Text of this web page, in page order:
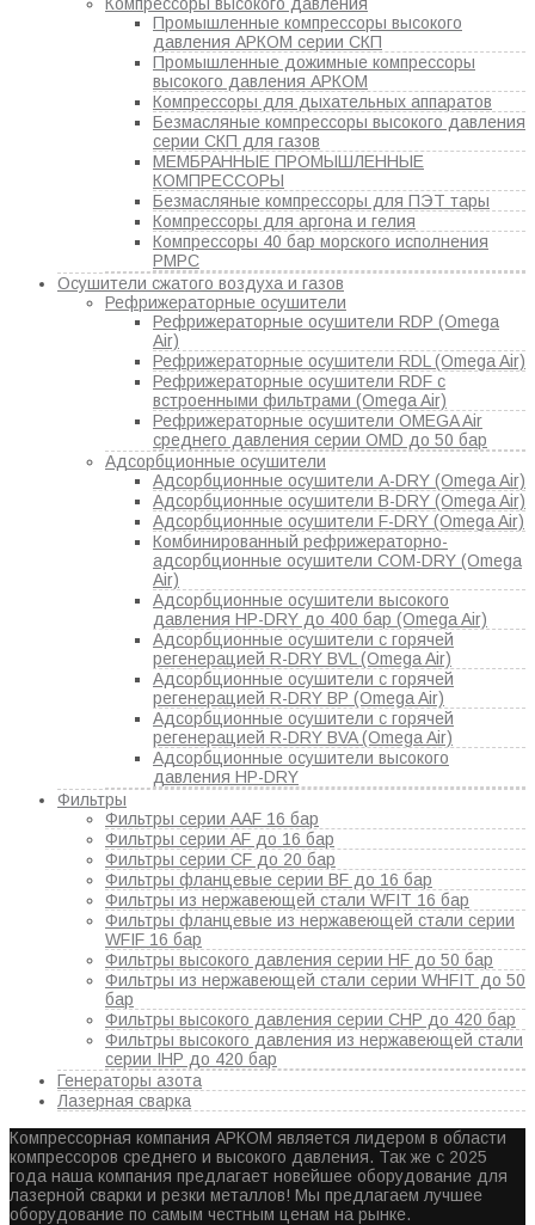
Промышленные компрессоры высокого
давления АРКОМ серии СКП
Промышленные дожимные компрессоры
высокого давления АРКОМ
Компрессоры для дыхательных аппаратов
Безмасляные компрессоры высокого давления
серии СКП для газов
МЕМБРАННЫЕ ПРОМЫШЛЕННЫЕ
КОМПРЕССОРЫ
Безмасляные компрессоры для ПЭТ тары
Компрессоры для аргона и гелия
Компрессоры 40 бар морского исполнения
РМРС
Осушители сжатого воздуха и газов
Рефрижераторные осушители
Рефрижераторные осушители RDP (Omega
Air)
Рефрижераторные осушители RDL (Omega Air)
Рефрижераторные осушители RDF с
встроенными фильтрами (Omega Air)
Рефрижераторные осушители OMEGA Air
среднего давления серии OMD до 50 бар
Адсорбционные осушители
Адсорбционные осушители A-DRY (Omega Air)
Адсорбционные осушители B-DRY (Omega Air)
Адсорбционные осушители F-DRY (Omega Air)
Комбинированный рефрижераторно-
адсорбционные осушители COM-DRY (Omega
Air)
Адсорбционные осушители высокого
давления HP-DRY до 400 бар (Omega Air)
Адсорбционные осушители с горячей
регенерацией R-DRY BVL (Omega Air)
Адсорбционные осушители с горячей
регенерацией R-DRY BP (Omega Air)
Адсорбционные осушители с горячей
регенерацией R-DRY BVA (Omega Air)
Адсорбционные осушители высокого
давления HP-DRY
Фильтры
Фильтры серии AAF 16 бар
Фильтры серии AF до 16 бар
Фильтры серии CF до 20 бар
Фильтры фланцевые серии BF до 16 бар
Фильтры из нержавеющей стали WFIT 16 бар
Фильтры фланцевые из нержавеющей стали серии
WFIF 16 бар
Фильтры высокого давления серии HF до 50 бар
Фильтры из нержавеющей стали серии WHFIT до 50
бар
Фильтры высокого давления серии CHP до 420 бар
Фильтры высокого давления из нержавеющей стали
серии IHP до 420 бар
Генераторы азота
Лазерная сварка
Компрессорная компания АРКОМ является лидером в области
компрессоров среднего и высокого давления. Так же с 2025
года наша компания предлагает новейшее оборудование для
лазерной сварки и резки металлов! Мы предлагаем лучшее
оборудование по самым честным ценам на рынке.